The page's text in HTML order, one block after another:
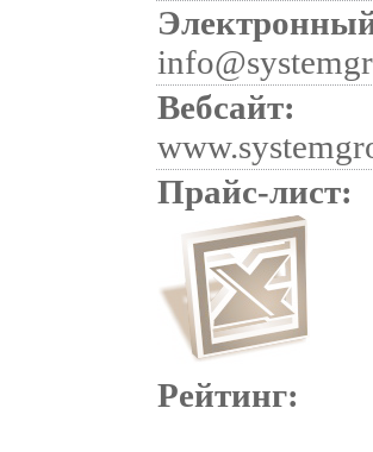
Вебсайт:
Прайс-лист:
Рейтинг: